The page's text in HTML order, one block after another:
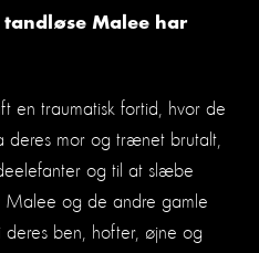
Malee har
en traumatisk fortid, hvor de
deres mor og trænet brutalt,
og til at slæbe
og de andre gamle
ben, hofter, øjne og